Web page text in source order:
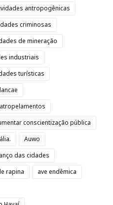
antropogênicas
criminosas
de mineração
industriais
turísticas
atropelamentos
conscientização pública
Auwo
das cidades
rapina
ave endêmica